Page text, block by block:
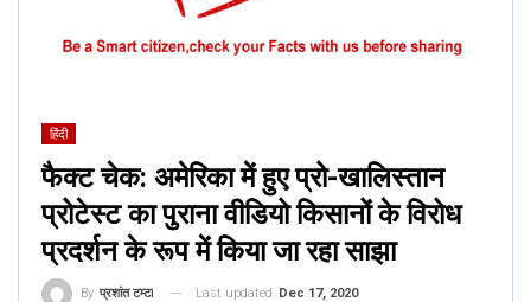
हिंदी
फैक्ट चेक: अमेरिका में हुए प्रो-खालिस्तान
प्रोटेस्ट का पुराना वीडियो किसानों के विरोध
प्रदर्शन के रूप में किया जा रहा साझा
By प्रशांत टम्टा Last updated Dec 17, 2020